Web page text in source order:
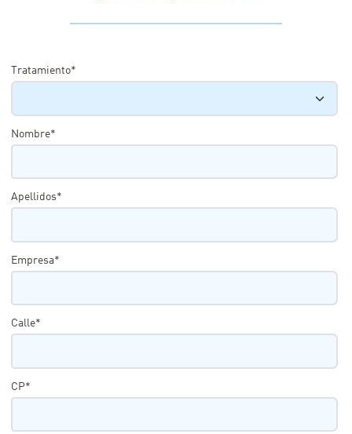
Tratamiento*
Nombre*
Apellidos*
Empresa*
Calle*
CP*